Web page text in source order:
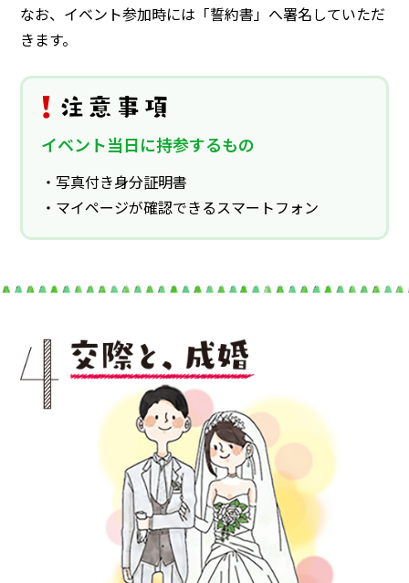
なお、イベント参加時には「誓約書」へ署名していただ
きます。
イベント当日に持参するもの
・写真付き身分証明書
・マイページが確認できるスマートフォン